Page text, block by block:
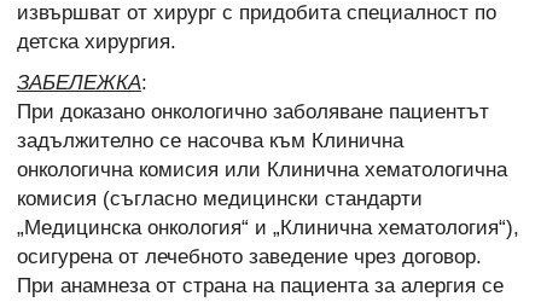
извършват от хирург с придобита специалност по
детска хирургия.
ЗАБЕЛЕЖКА:
При доказано онкологично заболяване пациентът
задължително се насочва към Клинична
онкологична комисия или Клинична хематологична
комисия (съгласно медицински стандарти
„Медицинска онкология“ и „Клинична хематология“),
осигурена от лечебното заведение чрез договор.
При анамнеза от страна на пациента за алергия се